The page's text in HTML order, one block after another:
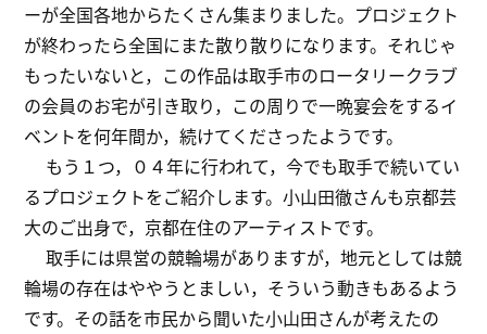
ーが全国各地からたくさん集まりました。プロジェクト
が終わったら全国にまた散り散りになります。それじゃ
もったいないと，この作品は取手市のロータリークラブ
の会員のお宅が引き取り，この周りで一晩宴会をするイ
ベントを何年間か，続けてくださったようです。
もう１つ，０４年に行われて，今でも取手で続いてい
るプロジェクトをご紹介します。小山田徹さんも京都芸
大のご出身で，京都在住のアーティストです。
取手には県営の競輪場がありますが，地元としては競
輪場の存在はややうとましい，そういう動きもあるよう
です。その話を市民から聞いた小山田さんが考えたの